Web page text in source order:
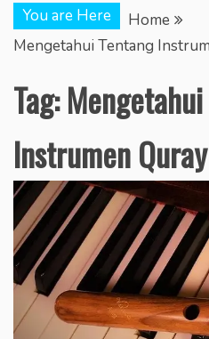
You are Here
Home
Mengetahui Tentang
Tag:
Instrumen